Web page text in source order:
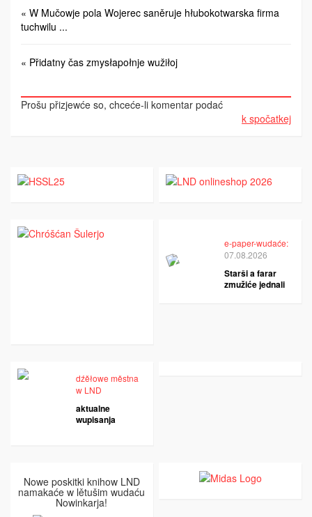
« W Mučowje pola Wojerec saněruje hłubokotwarska firma
tuchwilu ...
« Přidatny čas zmysłapołnje wužiłoj
Prošu přizjewće so, chceće-li komentar podać
k spočatkej
e-paper-wudaće:
07.08.2026
Starši a farar
zmužiće jednali
dźěłowe městna
w LND
aktualne
wupisanja
Nowe poskitki knihow LND
namakaće w lětušim wudaću
Nowinkarja!